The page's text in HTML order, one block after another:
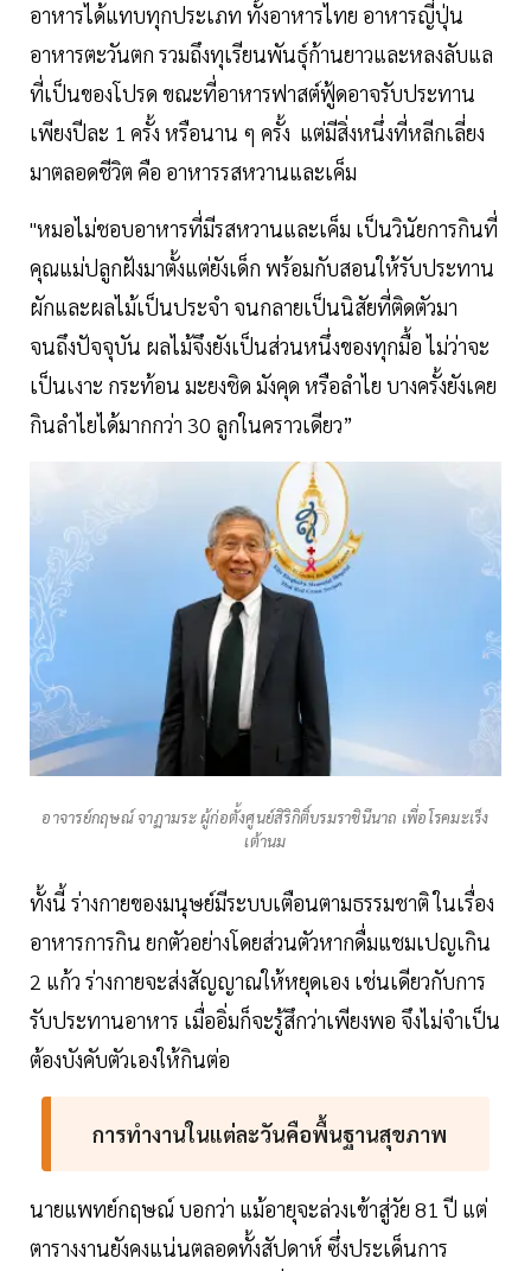
อาหารได้แทบทุกประเภท ทั้งอาหารไทย อาหารญี่ปุ่น
อาหารตะวันตก รวมถึงทุเรียนพันธุ์ก้านยาวและหลงลับแล
ที่เป็นของโปรด ขณะที่อาหารฟาสต์ฟู้ดอาจรับประทาน
เพียงปีละ 1 ครั้ง หรือนาน ๆ ครั้ง แต่มีสิ่งหนึ่งที่หลีกเลี่ยง
มาตลอดชีวิต คือ อาหารรสหวานและเค็ม
"หมอไม่ชอบอาหารที่มีรสหวานและเค็ม เป็นวินัยการกินที่
คุณแม่ปลูกฝังมาตั้งแต่ยังเด็ก พร้อมกับสอนให้รับประทาน
ผักและผลไม้เป็นประจำ จนกลายเป็นนิสัยที่ติดตัวมา
จนถึงปัจจุบัน ผลไม้จึงยังเป็นส่วนหนึ่งของทุกมื้อ ไม่ว่าจะ
เป็นเงาะ กระท้อน มะยงชิด มังคุด หรือลำไย บางครั้งยังเคย
กินลำไยได้มากกว่า 30 ลูกในคราวเดียว”
อาจารย์กฤษณ์ จาฏามระ ผู้ก่อตั้งศูนย์สิริกิติ์บรมราชินีนาถ เพื่อโรคมะเร็ง
เต้านม
ทั้งนี้ ร่างกายของมนุษย์มีระบบเตือนตามธรรมชาติ ในเรื่อง
อาหารการกิน ยกตัวอย่างโดยส่วนตัวหากดื่มแชมเปญเกิน
2 แก้ว ร่างกายจะส่งสัญญาณให้หยุดเอง เช่นเดียวกับการ
รับประทานอาหาร เมื่ออิ่มก็จะรู้สึกว่าเพียงพอ จึงไม่จำเป็น
ต้องบังคับตัวเองให้กินต่อ
การทำงานในแต่ละวันคือพื้นฐานสุขภาพ
นายแพทย์กฤษณ์ บอกว่า แม้อายุจะล่วงเข้าสู่วัย 81 ปี แต่
ตารางงานยังคงแน่นตลอดทั้งสัปดาห์ ซึ่งประเด็นการ